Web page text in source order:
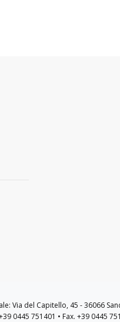
Via del Capitello, 45 - 36066
0445 751401 • Fax. +39 0445